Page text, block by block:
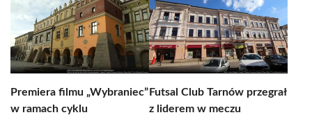
Premiera filmu „Wybraniec”
w ramach cyklu
Futsal Club Tarnów przegrał
z liderem w meczu